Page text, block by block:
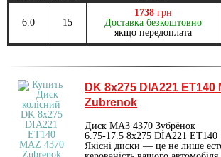
6.0 15
1738 грн
Доставка безкоштовно
якщо передоплата
DK 8х275 DIA221 ET140
Zubrenok
Диск МАЗ 4370 Зубрёнок
6.75-17.5 8х275 DIA221 ET140
Якісні диски — це не лише